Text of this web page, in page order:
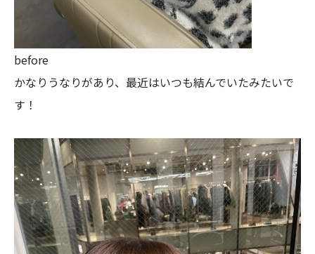
before
かなりうなりがあり、最近はいつも結んでいたみたいで
す！